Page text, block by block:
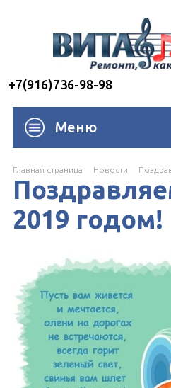
+7(916)736-98-98
Меню
Главная страница Новости
2019 годом!